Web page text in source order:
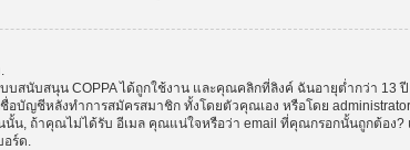
บสนับสนุน COPPA ได้ถูกใช้งาน และคุณคลิกที่ลิงค์ ฉันอายุต่ำกว่า
ญชีหลังทำการสมัครสมาชิก ทั้งโดยตัวคุณเอง หรือโดย
, ถ้าคุณไม่ได้รับ อีเมล คุณแน่ใจหรือว่า email ที่คุณกรอกนั้นถูกต้อง?
อร์ด.